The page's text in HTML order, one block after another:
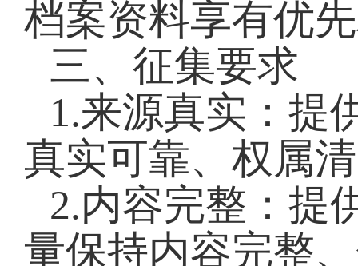
档案资料享有优
三、征集要求
1.来源真实：提
真实可靠、权属
2.内容完整：提
量保持内容完整